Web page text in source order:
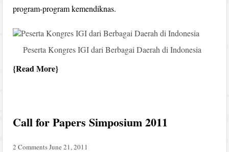
program-program kemendiknas.
Peserta Kongres IGI dari Berbagai Daerah di Indonesia
Read More
Call for Papers Simposium 2011
2 CommentsJune 21, 2011